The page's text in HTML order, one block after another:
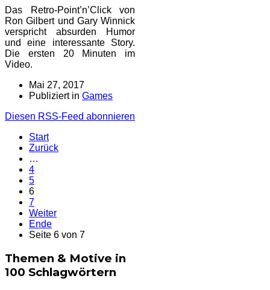
Das Retro-Point’n’Click von
Ron Gilbert und Gary Winnick
verspricht absurden Humor
und eine interessante Story.
Die ersten 20 Minuten im
Video.
Mai 27, 2017
Publiziert in Games
Diesen RSS-Feed abonnieren
Start
Zurück
…
4
5
6
7
Weiter
Ende
Seite 6 von 7
Themen & Motive in
100 Schlagwörtern